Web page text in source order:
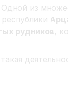
из
рудников,